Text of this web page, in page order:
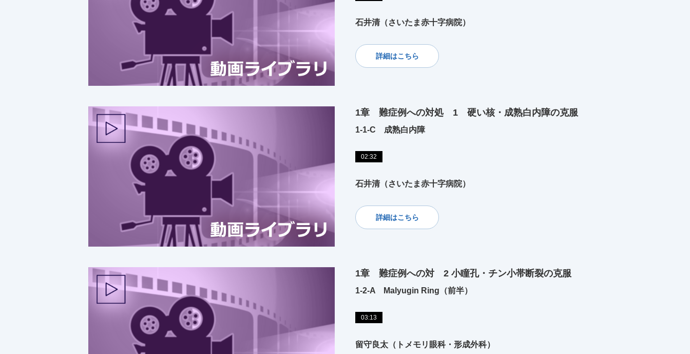
石井清（さいたま赤十字病院）
詳細はこちら
1章 難症例への対処 1 硬い核・成熟白内障の克服
1-1-C 成熟白内障
02:32
石井清（さいたま赤十字病院）
詳細はこちら
1章 難症例への対 2 小瞳孔・チン小帯断裂の克服
1-2-A Malyugin Ring（前半）
03:13
留守良太（トメモリ眼科・形成外科）